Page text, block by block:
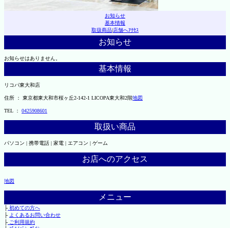
お知らせ
基本情報
取扱商品|店舗へｱｸｾｽ
お知らせ
お知らせはありません。
基本情報
リコパ東大和店
住所 ： 東京都東大和市桜ヶ丘2-142-1 LICOPA東大和2階地図
TEL ： 0425908601
取扱い商品
パソコン | 携帯電話 | 家電 | エアコン | ゲーム
お店へのアクセス
地図
メニュー
├初めての方へ
├ よくあるお問い合わせ
├ご利用規約